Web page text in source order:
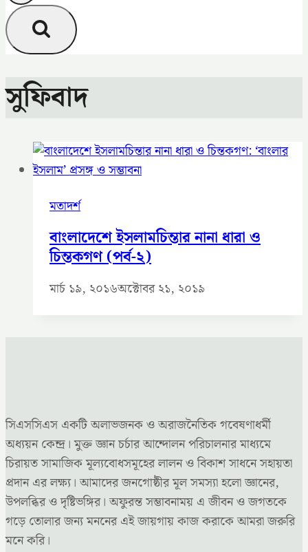
সুফিবাদ
মতাদর্শ
বাংলাদেশে ইসলামচিন্তার নানা ধারা ও
চিন্তকগণ (পর্ব-২)
মার্চ ১৯, ২০১৬অক্টোবর ২১, ২০১৯
সিএসসিএস একটি অলাভজনক ও অরাজনৈতিক গবেষণাধর্মী
অধ্যয়ন কেন্দ্র। মুক্ত জ্ঞান চর্চার আন্দোলন পরিচালনার মাধ্যমে
চিরায়ত সামাজিক মূল্যবোধসমূহের লালন ও বিকাশ সাধনে সহায়তা
প্রদান এর লক্ষ্য। আমাদের জনগোষ্ঠীর মূল সমস্যা হলো জ্ঞানের,
উপলব্ধির ও দৃষ্টিভঙ্গির। অফুরন্ত সম্ভাবনাময় এ জীবন ও জগতকে
গড়ে তোলার জন্য মননের এই জায়গায় কাজ করাকে আমরা জরুরি
মনে করি।